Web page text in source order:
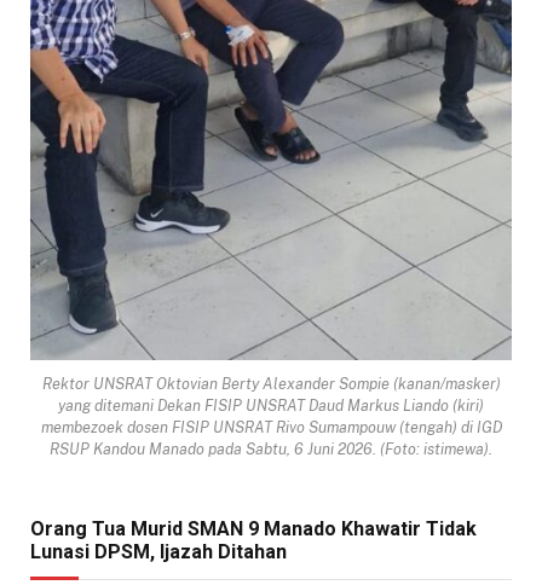
Rektor UNSRAT Oktovian Berty Alexander Sompie (kanan/masker)
yang ditemani Dekan FISIP UNSRAT Daud Markus Liando (kiri)
membezoek dosen FISIP UNSRAT Rivo Sumampouw (tengah) di IGD
RSUP Kandou Manado pada Sabtu, 6 Juni 2026. (Foto: istimewa).
Orang Tua Murid SMAN 9 Manado Khawatir Tidak
Lunasi DPSM, Ijazah Ditahan